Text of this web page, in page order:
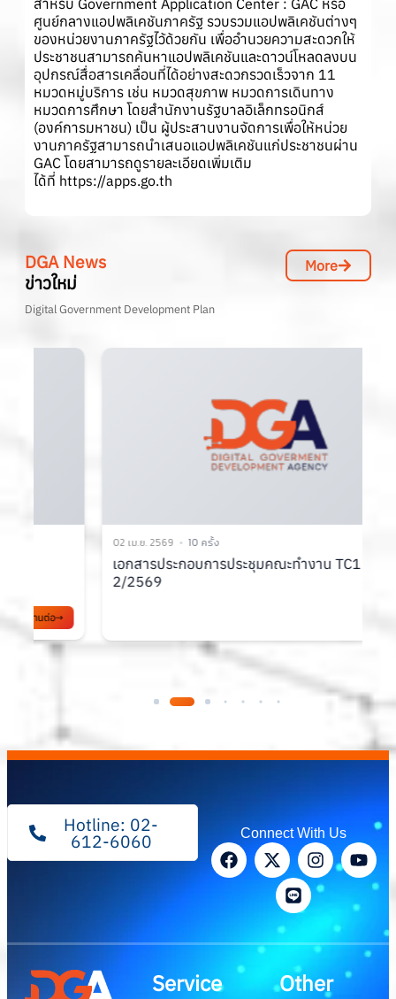
สำหรับ Government Application Center : GAC หรือ
ศูนย์กลางแอปพลิเคชันภาครัฐ รวบรวมแอปพลิเคชันต่างๆ
ของหน่วยงานภาครัฐไว้ด้วยกัน เพื่ออำนวยความสะดวกให้
ประชาชนสามารถค้นหาแอปพลิเคชันและดาวน์โหลดลงบน
อุปกรณ์สื่อสารเคลื่อนที่ได้อย่างสะดวกรวดเร็วจาก 11
หมวดหมู่บริการ เช่น หมวดสุขภาพ หมวดการเดินทาง
หมวดการศึกษา โดยสำนักงานรัฐบาลอิเล็กทรอนิกส์
(องค์การมหาชน) เป็น ผู้ประสานงานจัดการเพื่อให้หน่วย
งานภาครัฐสามารถนำเสนอแอปพลิเคชันแก่ประชาชนผ่าน
GAC โดยสามารถดูรายละเอียดเพิ่มเติม
ได้ที่ https://apps.go.th
DGA News
ข่าวใหม่
More
Digital Government Development Plan
10 ครั้ง
เอกสารประกอบการประชุมคณะทำงาน TC1 ครั้งที่
Hotline: 02-
612-6060 Connect With Us
Service Other